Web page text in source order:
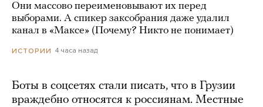
Они массово переименовывают их перед
выборами. А спикер заксобрания даже удалил
канал в «Максе» (Почему? Никто не понимает)
ИСТОРИИ 4 часа назад
Боты в соцсетях стали писать, что в Грузии
враждебно относятся к россиянам. Местные